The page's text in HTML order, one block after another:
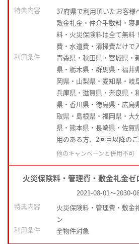
特典内容
37府県で利用頂いたお客様
敷金礼金・仲介手数料・寝
料・火災保険料は全て無料
費・水道費・清掃費だけで
利用条件
青森県・秋田県・宮城県・
県・栃木県・群馬県・福井
岡県・山梨県・愛知県・岐
兵庫県・滋賀県・奈良県・
県・香川県・徳島県・広島
取県・島根県・福岡県・大
県・熊本県・長崎県・佐賀
用のある方、2回目以降の
他のキャンペーンと併用不可
火災保険料・管理費・敷金礼金ゼ
2021-08-01～2030-
特典内容
火災保険料・管理費・敷金
ン
利用条件
全物件対象